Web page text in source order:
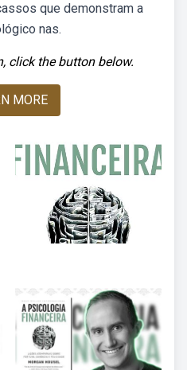
que demonstram a
nas.
click the button below.
MORE